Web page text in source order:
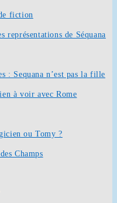
fiction
représentations de Séquana
: Sequana n’est pas la fille
à voir avec Rome
ou Tomy ?
Champs